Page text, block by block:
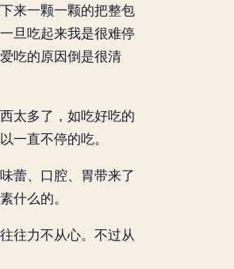
来一颗一颗的把整包
旦吃起来我是很难停
吃的原因倒是很清
太多了，如吃好吃的
一直不停的吃。
蕾、口腔、胃带来了
什么的。
往力不从心。不过从